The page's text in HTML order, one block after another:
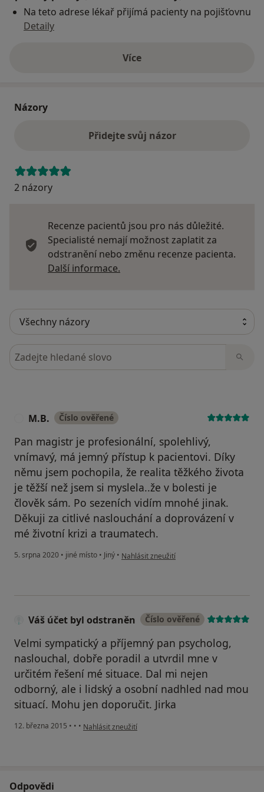
Na teto adrese lékař přijímá pacienty na pojišťovnu
Detaily
Víceo adrese
Názory
Přidejte svůj názor
2 názory
Recenze pacientů jsou pro nás důležité.
Specialisté nemají možnost zaplatit za
odstranění nebo změnu recenze pacienta.
Další informace.
Hledejte v názorech
M.B. Číslo ověřené
Pan magistr je profesionální, spolehlivý,
vnímavý, má jemný přístup k pacientovi. Díky
němu jsem pochopila, že realita těžkého života
je těžší než jsem si myslela..že v bolesti je
člověk sám. Po sezeních vidím mnohé jinak.
Děkuji za citlivé naslouchání a doprovázení v
mé životní krizi a traumatech.
5. srpna 2020 • jiné místo • Jiný • podle názoru uživatele M.B.
Nahlásit zneužití
Váš účet byl odstraněn Číslo ověřené
Velmi sympatický a příjemný pan psycholog,
naslouchal, dobře poradil a utvrdil mne v
určitém řešení mé situace. Dal mi nejen
odborný, ale i lidský a osobní nadhled nad mou
situací. Mohu jen doporučit. Jirka
12. března 2015 • • • podle názoru uživatele Váš účet byl odstraněn
Nahlásit zneužití
Odpovědi